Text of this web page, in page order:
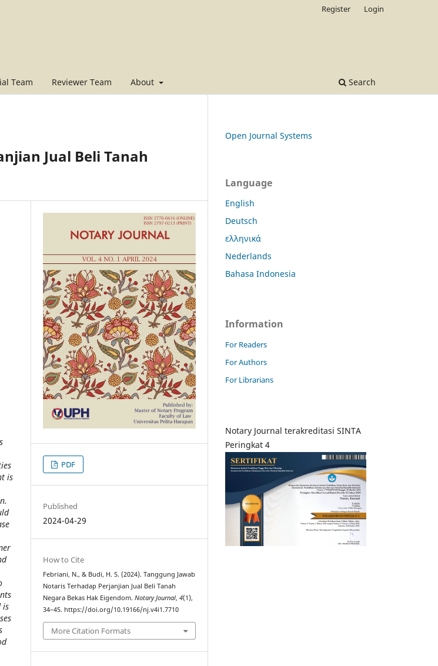
Team Reviewer Team About Search
Register Login
Jual Beli Tanah
is
is
PDF
Published
2024-04-29
How to Cite
Febriani, N., & Budi, H. S. (2024). Tanggung Jawab
Notaris Terhadap Perjanjian Jual Beli Tanah
Negara Bekas Hak Eigendom.Notary Journal,4(1),
34–45. https://doi.org/10.19166/nj.v4i1.7710
More Citation Formats
Open Journal Systems
Language
English
Deutsch
ελληνικά
Nederlands
Bahasa Indonesia
Information
For Readers
For Authors
For Librarians
Notary Journal terakreditasi SINTA
Peringkat 4